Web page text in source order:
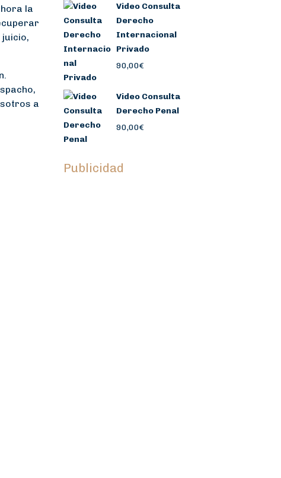
la
a
Video Consulta
Derecho
Internacional
Privado
90,00€
Video Consulta
Derecho Penal
90,00€
Publicidad